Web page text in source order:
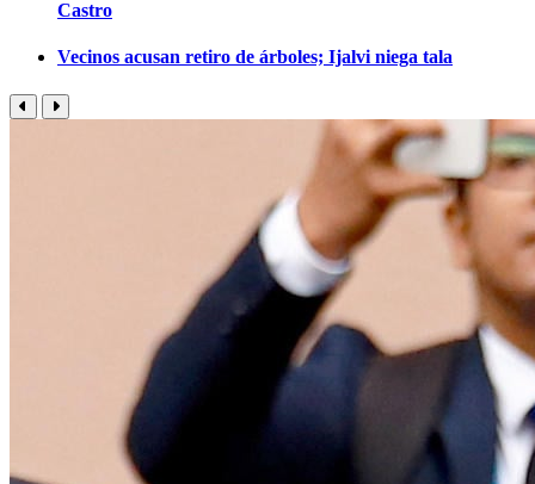
Castro
Vecinos acusan retiro de árboles; Ijalvi niega tala